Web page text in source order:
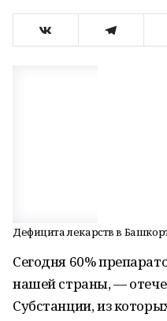
Дефицита лекарств в
Сегодня 60%
нашей страны, —
Субстанции, из